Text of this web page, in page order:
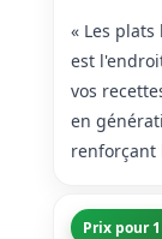
« Les
est
vos
en
renforçant
Prix pour 1